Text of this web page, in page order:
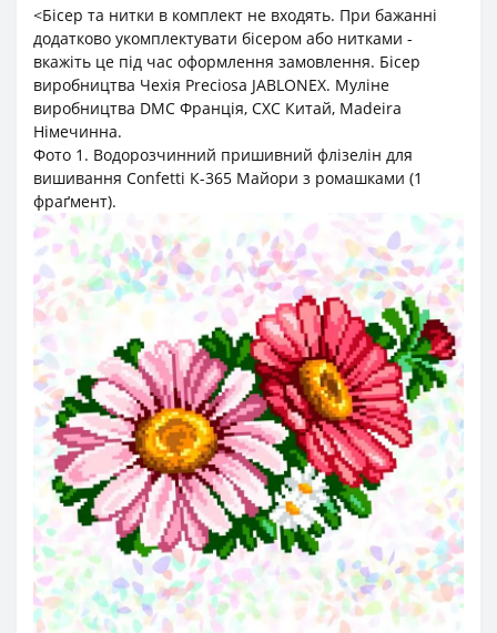
<Бісер та нитки в комплект не входять. При бажанні
додатково укомплектувати бісером або нитками -
вкажіть це під час оформлення замовлення. Бісер
виробництва Чехія Preciosa JABLONEX. Муліне
виробництва DMC Франція, СХС Китай, Madeira
Німечинна.
Фото 1. Водорозчинний пришивний флізелін для
вишивання Confetti К-365 Майори з ромашками (1
фраґмент).